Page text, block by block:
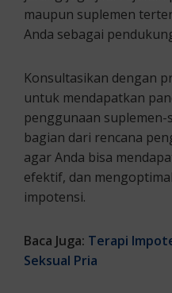
maupun suplemen
Anda sebagai
Konsultasikan dengan
untuk mendapatkan
penggunaan
bagian dari rencana
agar Anda bisa
efektif, dan
impotensi.
Baca Juga: Terapi
Seksual Pria